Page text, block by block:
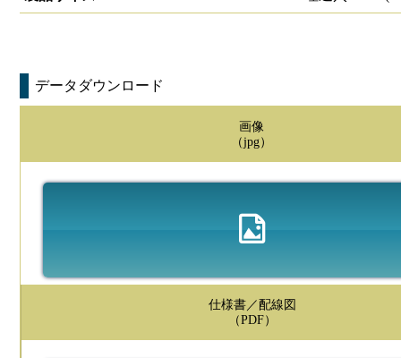
データダウンロード
画像
（jpg）
仕様書／配線図
（PDF）